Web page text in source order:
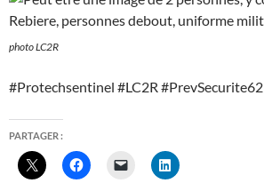
photo LC2R
#Protechsentinel #LC2R #PrevSecurite62
PARTAGER :